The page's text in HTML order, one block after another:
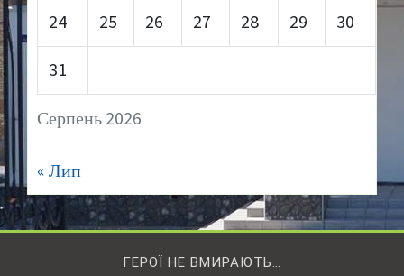
Серпень 2026
24 25 26 27 28 29 30
31
« Лип
ГЕРОЇ НЕ ВМИРАЮТЬ…